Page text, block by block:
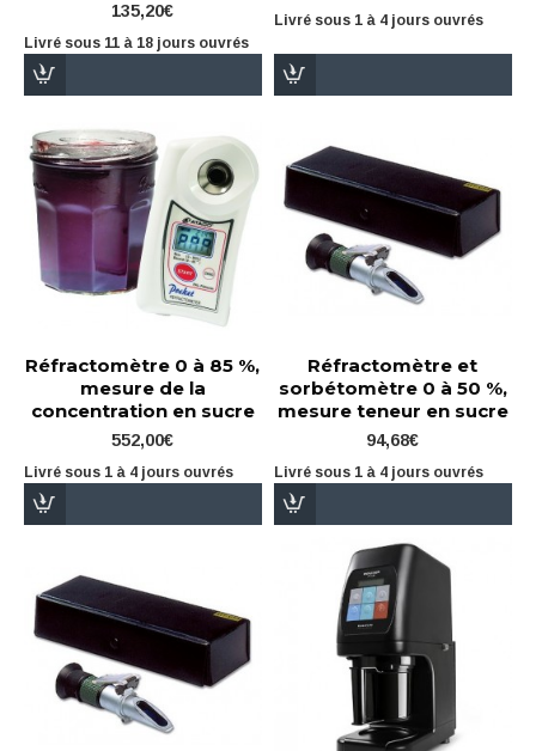
135,20€
Livré sous 11 à 18 jours ouvrés
Livré sous 1 à 4 jours ouvrés
Réfractomètre 0 à 85 %,
mesure de la
concentration en sucre
552,00€
Livré sous 1 à 4 jours ouvrés
Réfractomètre et
sorbétomètre 0 à 50 %,
mesure teneur en sucre
94,68€
Livré sous 1 à 4 jours ouvrés